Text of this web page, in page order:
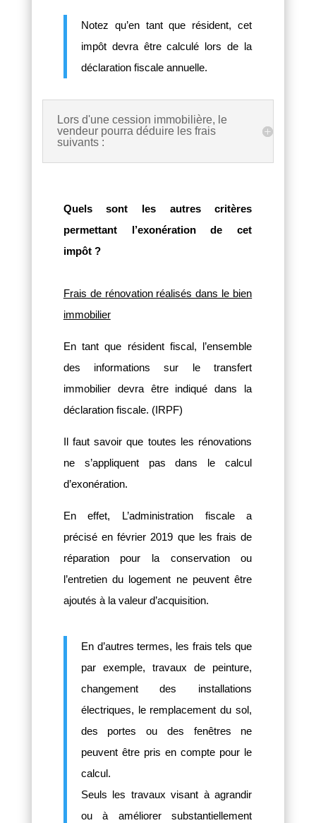
Notez qu’en tant que résident, cet
impôt devra être calculé lors de la
déclaration fiscale annuelle.
Lors d'une cession immobilière, le
vendeur pourra déduire les frais
suivants :
Quels sont les autres critères
permettant l’exonération de cet
impôt ?
Frais de rénovation réalisés dans le bien
immobilier
En tant que résident fiscal, l’ensemble
des informations sur le transfert
immobilier devra être indiqué dans la
déclaration fiscale. (IRPF)
Il faut savoir que toutes les rénovations
ne s’appliquent pas dans le calcul
d’exonération.
En effet, L’administration fiscale a
précisé en février 2019 que les frais de
réparation pour la conservation ou
l’entretien du logement ne peuvent être
ajoutés à la valeur d’acquisition.
En d’autres termes, les frais tels que
par exemple, travaux de peinture,
changement des installations
électriques, le remplacement du sol,
des portes ou des fenêtres ne
peuvent être pris en compte pour le
calcul.
Seuls les travaux visant à agrandir
ou à améliorer substantiellement